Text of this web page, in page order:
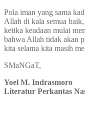
Pola iman yang sama
Allah di kala semua
ketika keadaan mulai
bahwa Allah tidak akan
kita selama kita masih
SMaNGaT,
Yoel M. Indrasmoro
Literatur Perkantas